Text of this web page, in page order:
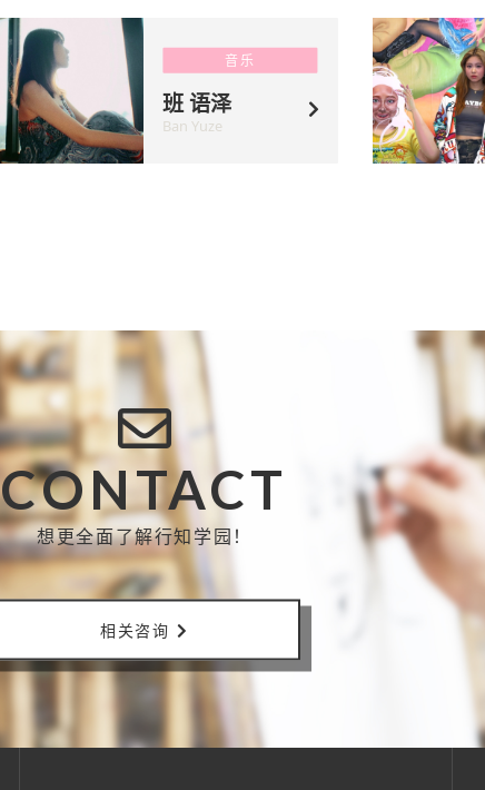
音乐
班 语泽
Ban Yuze
CONTACT
想更全面了解行知学园！
相关咨询